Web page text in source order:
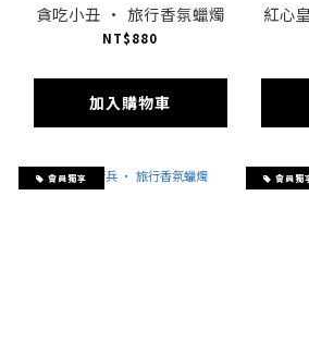
貪吃小丑 · 旅行香氛蠟燭
NT$880
加入購物車
紅心
會員獨享 會員獨